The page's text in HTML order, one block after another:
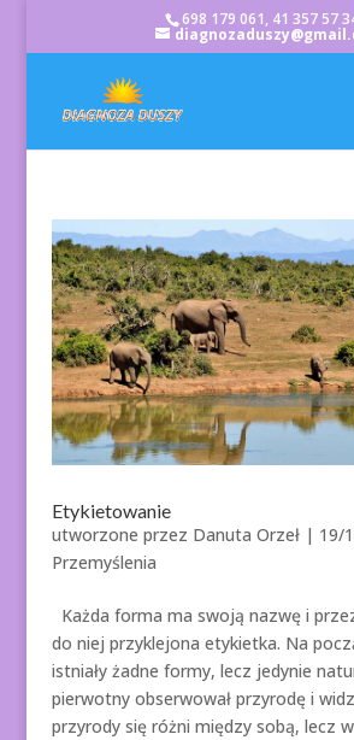
698 179 061, 41 357 57
Etykietowanie
utworzone przez Danuta Orzeł| 19/
Przemyślenia
Każda forma ma swoją nazwę i
do niej przyklejona etykietka. Na
istniały żadne formy, lecz jedynie
pierwotny obserwował przyrodę i
przyrody się różni między sobą, lecz w